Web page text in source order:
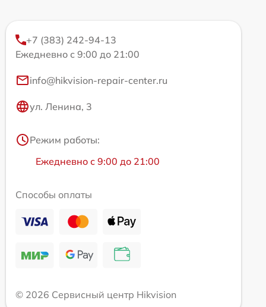
+7 (383) 242-94-13
Ежедневно с 9:00 до 21:00
info@hikvision-repair-center.ru
ул. Ленина, 3
Режим работы:
Ежедневно с 9:00 до 21:00
Способы оплаты
© 2026 Сервисный центр Hikvision